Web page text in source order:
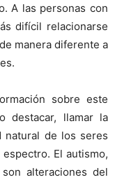
A las personas con
difícil relacionarse
manera diferente a
sobre este
destacar, llamar la
natural de los seres
El autismo,
alteraciones del